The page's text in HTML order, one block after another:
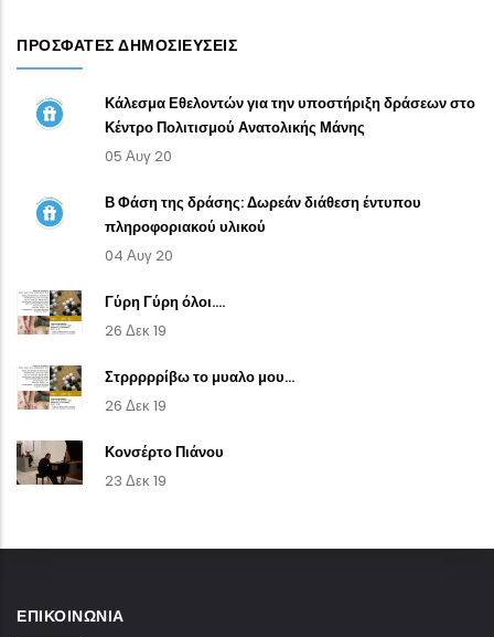
ΠΡΌΣΦΑΤΕΣ ΔΗΜΟΣΙΕΎΣΕΙΣ
Κάλεσμα Εθελοντών για την υποστήριξη δράσεων στο
Κέντρο Πολιτισμού Ανατολικής Μάνης
05 Αυγ 20
Β Φάση της δράσης: Δωρεάν διάθεση έντυπου
πληροφοριακού υλικού
04 Αυγ 20
Γύρη Γύρη όλοι....
26 Δεκ 19
Στρρρρρίβω το μυαλο μου...
26 Δεκ 19
Κονσέρτο Πιάνου
23 Δεκ 19
ΕΠΙΚΟΙΝΩΝΊΑ